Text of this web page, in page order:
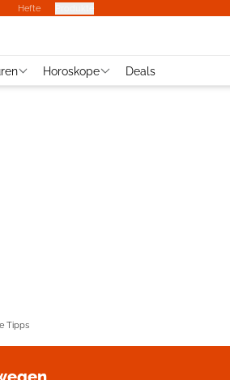
Hefte
Horoskope Deals
Tipps